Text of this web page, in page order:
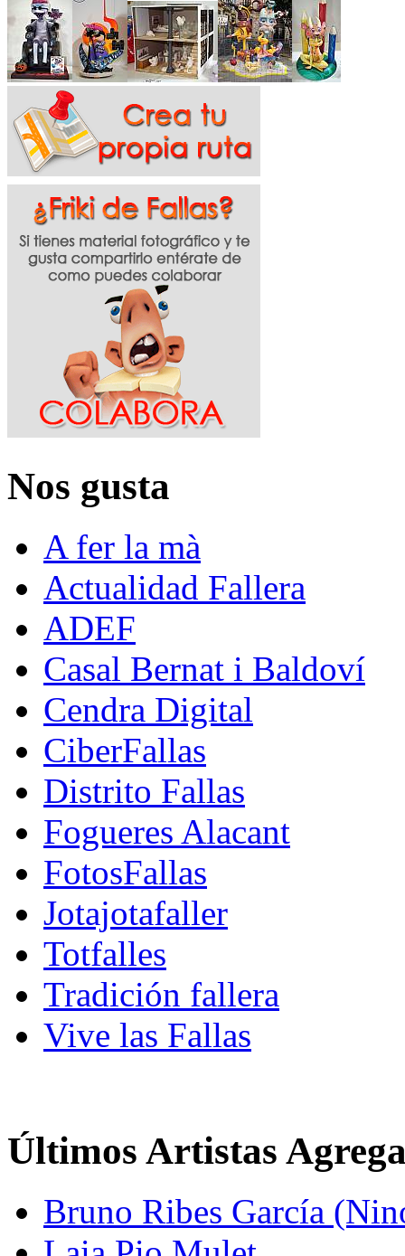
Nos gusta
A fer la mà
Actualidad Fallera
ADEF
Casal Bernat i Baldoví
Cendra Digital
CiberFallas
Distrito Fallas
Fogueres Alacant
FotosFallas
Jotajotafaller
Totfalles
Tradición fallera
Vive las Fallas
Últimos Artistas
Bruno Ribes García